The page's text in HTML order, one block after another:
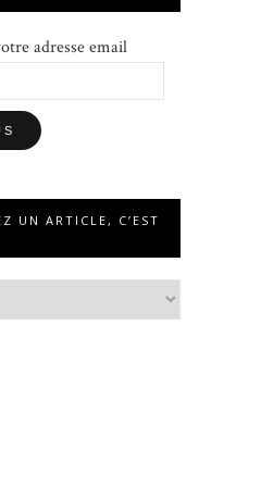
adresse email
UN ARTICLE, C’EST